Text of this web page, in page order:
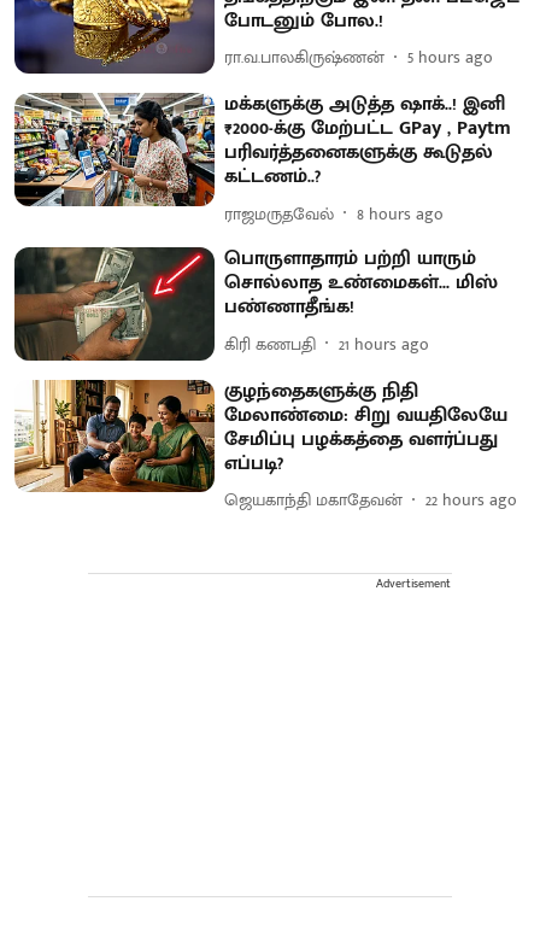
போடனும் போல.!
ரா.வ.பாலகிருஷ்ணன் 5 hours ago
மக்களுக்கு அடுத்த ஷாக்..! இனி
₹2000-க்கு மேற்பட்ட GPay , Paytm
பரிவர்த்தனைகளுக்கு கூடுதல்
கட்டணம்..?
ராஜமருதவேல் 8 hours ago
பொருளாதாரம் பற்றி யாரும்
சொல்லாத உண்மைகள்... மிஸ்
பண்ணாதீங்க!
கிரி கணபதி 21 hours ago
குழந்தைகளுக்கு நிதி
மேலாண்மை: சிறு வயதிலேயே
சேமிப்பு பழக்கத்தை வளர்ப்பது
எப்படி?
ஜெயகாந்தி மகாதேவன் 22 hours ago
Advertisement